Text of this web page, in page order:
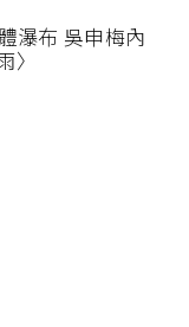
瀑布 吳申梅內